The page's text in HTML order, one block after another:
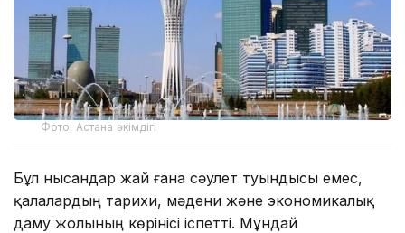
Фото: Астана әкімдігі
Бұл нысандар жай ғана сәулет туындысы емес,
қалалардың тарихи, мәдени және экономикалық
даму жолының көрінісі іспетті. Мұндай